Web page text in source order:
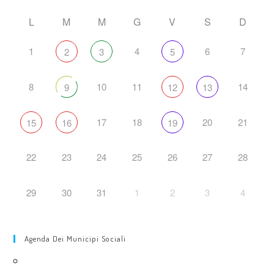
L M M G V S D
1 2 3 4 5 6 7
8 9 10 11 12 13 14
15 16 17 18 19 20 21
22 23 24 25 26 27 28
29 30 31 1 2 3 4
Agenda Dei Municipi Sociali